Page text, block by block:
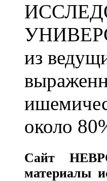
из
около
Сайт
материалы